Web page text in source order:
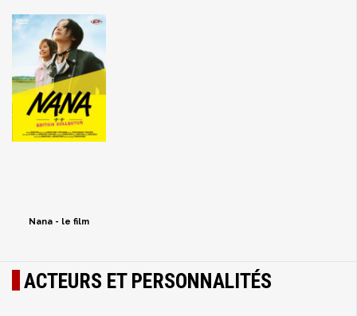
Nana - le film
ACTEURS ET PERSONNALITÉS